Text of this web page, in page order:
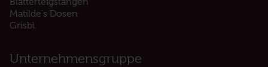
Matilde's Dosen
Grisbì
Unternehmensgruppe